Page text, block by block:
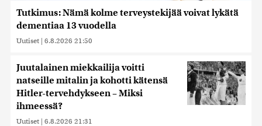
Tutkimus: Nämä kolme terveystekijää voivat lykätä
dementiaa 13 vuodella
Uutiset | 6.8.2026 21:50
Juutalainen miekkailija voitti
natseille mitalin ja kohotti kätensä
Hitler-tervehdykseen – Miksi
ihmeessä?
Uutiset | 6.8.2026 21:31